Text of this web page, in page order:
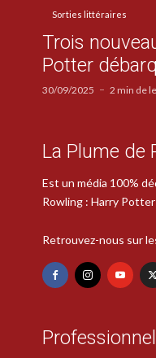
Sorties littéraires
Trois
Potter
30/09/2025 2 min de
La Plume de
Est un média 100%
Rowling : Harry
Retrouvez-nous sur
Professionnel